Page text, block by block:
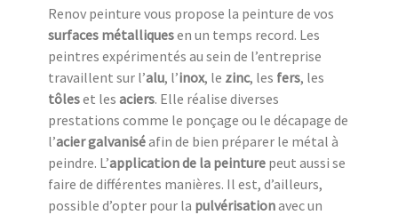
Renov peinture vous propose la peinture de vos
surfaces métalliquesen un temps record. Les
peintres expérimentés au sein de l’entreprise
travaillent sur l’alu, l’inox, le zinc, les fers, les
tôleset les aciers. Elle réalise diverses
prestations comme le ponçage ou le décapage de
l’acier galvaniséafin de bien préparer le métal à
peindre. L’application de la peinture peut aussi se
faire de différentes manières. Il est, d’ailleurs,
possible d’opter pour la pulvérisationavec un